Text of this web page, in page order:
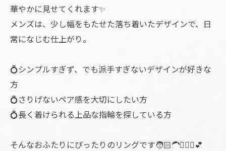
華やかに見せてくれます✨
メンズは、少し幅をもたせた落ち着いたデザインで、日
常になじむ仕上がり。
💍シンプルすぎず、でも派手すぎないデザインが好きな
方
💍さりげないペア感を大切にしたい方
💍長く着けられる上品な指輪を探している方
そんなおふたりにぴったりのリングです🧑🏻‍🦱👱🏻‍♀️💕